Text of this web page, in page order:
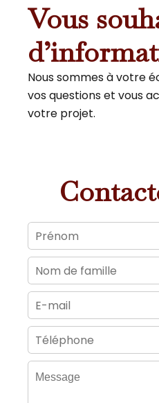
Vous
Nous sommes à votre
vos questions et vous
votre projet.